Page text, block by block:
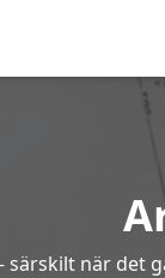
när